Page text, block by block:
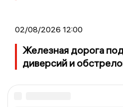
02/08/2026 12:00
Железная дорога
диверсий и